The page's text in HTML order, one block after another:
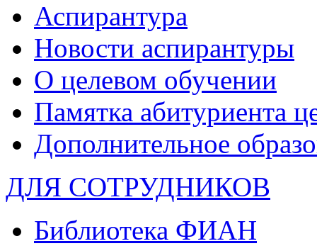
Аспирантура
Новости аспирантуры
О целевом обучении
Памятка абитуриента
Дополнительное
ДЛЯ СОТРУДНИКОВ
Библиотека ФИАН